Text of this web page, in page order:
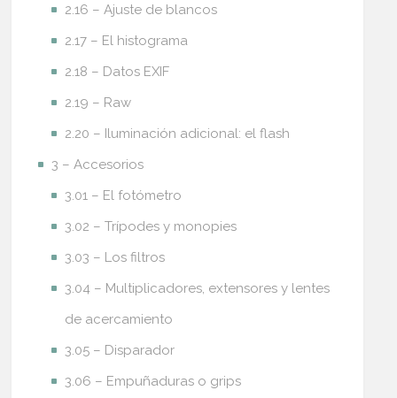
2.16 – Ajuste de blancos
2.17 – El histograma
2.18 – Datos EXIF
2.19 – Raw
2.20 – Iluminación adicional: el flash
3 – Accesorios
3.01 – El fotómetro
3.02 – Trípodes y monopies
3.03 – Los filtros
3.04 – Multiplicadores, extensores y lentes
de acercamiento
3.05 – Disparador
3.06 – Empuñaduras o grips